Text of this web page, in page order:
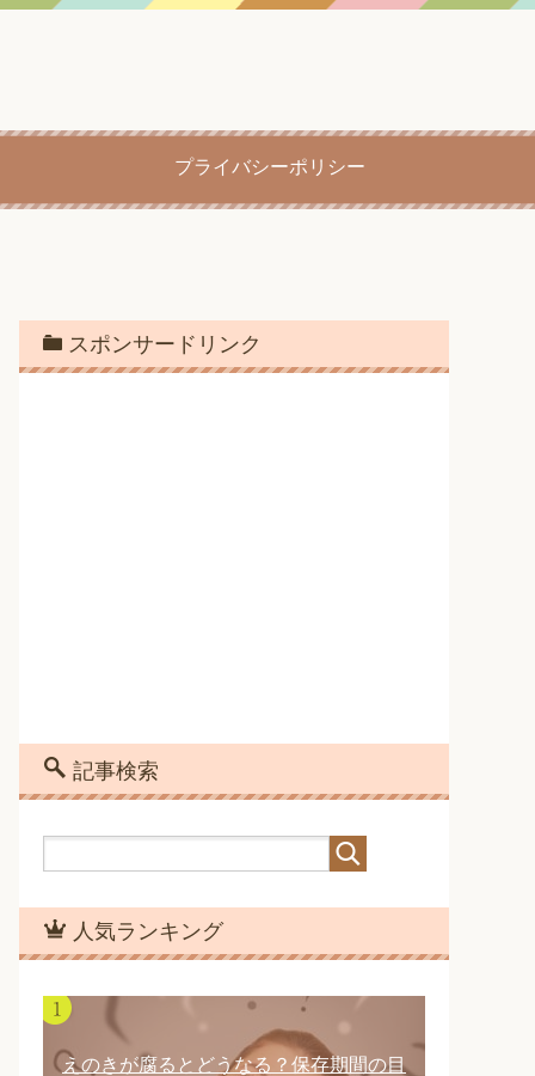
プライバシーポリシー
スポンサードリンク
記事検索
人気ランキング
えのきが腐るとどうなる？保存期間の目